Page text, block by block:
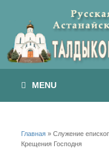
MENU
Вы здесь
Главная » Служение
Крещения Господня